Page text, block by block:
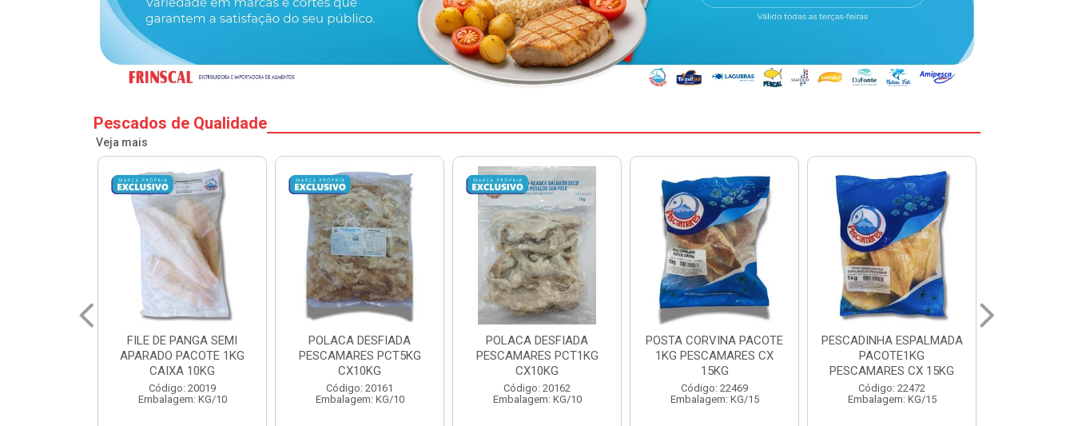
Pescados de Qualidade
Veja mais
POLACA DESFIADA
PESCAMARES PCT5KG
CX10KG
Código: 20161
Embalagem: KG/10
POLACA DESFIADA
PESCAMARES PCT1KG
CX10KG
Código: 20162
Embalagem: KG/10
POSTA CORVINA PACOTE
1KG PESCAMARES CX
15KG
Código: 22469
Embalagem: KG/15
PESCADINHA ESPALMADA
PACOTE1KG
PESCAMARES CX 15KG
Código: 22472
Embalagem: KG/15
FILE DE PANGA PREMIUM
PACOTE 1KG CAIXA 10KG
Código: 20021
Embalagem: KG/10